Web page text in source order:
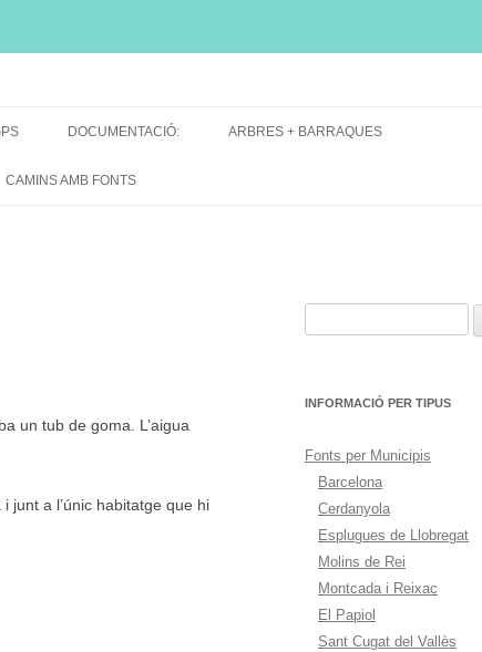
DOCUMENTACIÓ: ARBRES + BARRAQUES
CAMINS AMB FONTS
un tub de goma. L’aigua
junt a l’únic habitatge que hi
INFORMACIÓ PER TIPUS
Fonts per Municipis
Barcelona
Cerdanyola
Esplugues de Llobregat
Molins de Rei
Montcada i Reixac
El Papiol
Sant Cugat del Vallès